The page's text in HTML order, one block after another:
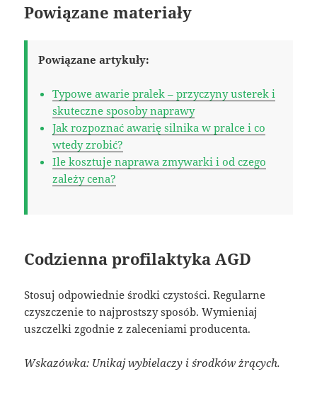
Powiązane materiały
Powiązane artykuły:
Typowe awarie pralek – przyczyny usterek i
skuteczne sposoby naprawy
Jak rozpoznać awarię silnika w pralce i co
wtedy zrobić?
Ile kosztuje naprawa zmywarki i od czego
zależy cena?
Codzienna profilaktyka AGD
Stosuj odpowiednie środki czystości. Regularne
czyszczenie to najprostszy sposób. Wymieniaj
uszczelki zgodnie z zaleceniami producenta.
Wskazówka: Unikaj wybielaczy i środków żrących.